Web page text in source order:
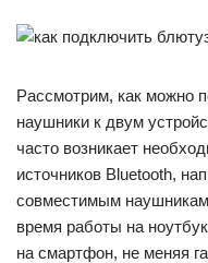
Рассмотрим, как можно
наушники к двум
часто возникает
источников Bluetooth,
совместимым
время работы на
на смартфон, не меняя